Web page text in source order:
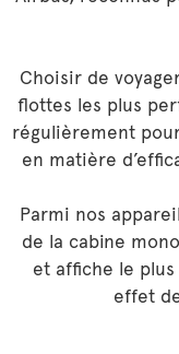
Choisir de
flottes les plus
régulièrement
en matière
Parmi nos
de la cabine
et affiche le
effet